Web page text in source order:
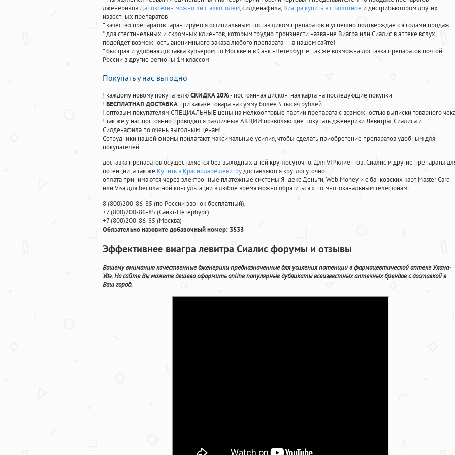
дженериковДапоксетин можно ли с алкоголем, силденафила, Виагра купить в с.Болотное и дистрибьютором других
известных препаратов
* качество препаратов гарантируется официальным поставщиком препаратов и успешно подтверждается годами продаж
* для стестинельных и скромных клиентов, которым трудно произнести название Виагра или Сиалис в аптеке вслух,
подойдет возможность анонимныого заказа любого препаратан на нашем сайте!
* быстрая и удобная доставка курьером по Москве и в Санкт-Петербурге, так же возможна доставка препаратов почтой
России в другие регионы 1м классом
Покупать у нас выгодно
! каждому новому покупателюСКИДКА 10%- постоянная дисконтная карта на последующие покупки
! БЕСПЛАТНАЯ ДОСТАВКА при заказе товара на сумму более 5 тысяч рублей
! оптовым покупателям СПЕЦИАЛЬНЫЕ цены на мелкооптовые партии препарата с возможностью выписки товарного
! так же у нас постоянно проводятся различные АКЦИИ позволяющие покупать дженерики Левитры, Сиалиса и
Силденафила по очень выгодным ценам!
Cотрудники нашей фирмы прилагают максимальные усилия, чтобы сделать приобретение препаратов удобным для
покупателей
доставка препаратов осуществляется без выходных дней круглосуточно. Для VIP клиентов: Сиалис и другие препараты
потенции, а так же Купить в Краснодаре левитрудоставляются круглосуточно
оплата принимаются через электронные платежные системы Яндекс Деньги, Web Money и с банковских карт Master Card
или Visa для бесплатной консультации в любое время можно обратиться» по многоканальным телефонам:
8(800)200-86-85 (по России звонок бесплатный),
+7(800)200-86-85 (Санкт-Петербург)
+7(800)200-86-85 (Москва)
Обязательно назовите добавочный номер: 3533
Эффективнее виагра левитра Сиалис форумы и отзывы
Вашему вниманию качественные дженерики предназначенные для усиления потенции в фармацевтической аптеке Улана-
Удэ. На сайте Вы можете дешево оформить online популярные дубликаты всеизвестных аптечных брендов с доставкой в
Ваш город.